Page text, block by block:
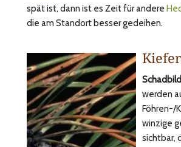
spät ist, dann ist es Zeit für andere
die am Standort besser gedeihen.
Schadbild
werden
Föhren-/
winzige
sichtbar,